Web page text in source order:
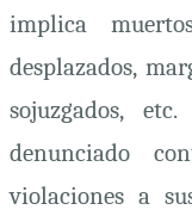
implica
desplazados,
sojuzgados,
denunciado
violaciones a